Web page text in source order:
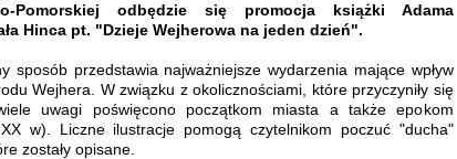
Pomorskiej odbędzie się promocja książki Adama
Hinca pt. "Dzieje Wejherowa na jeden dzień".
sposób przedstawia najważniejsze wydarzenia mające wpływ
Wejhera. W związku z okolicznościami, które przyczyniły się
uwagi poświęcono początkom miasta a także epokom
w). Liczne ilustracje pomogą czytelnikom poczuć "ducha"
zostały opisane.